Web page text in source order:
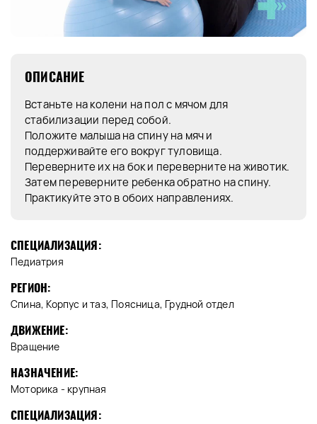
ОПИСАНИЕ
Встаньте на колени на пол с мячом для
стабилизации перед собой.
Положите малыша на спину на мяч и
поддерживайте его вокруг туловища.
Переверните их на бок и переверните на животик.
Затем переверните ребенка обратно на спину.
Практикуйте это в обоих направлениях.
СПЕЦИАЛИЗАЦИЯ:
Педиатрия
РЕГИОН:
Спина, Корпус и таз, Поясница, Грудной отдел
ДВИЖЕНИЕ:
Вращение
НАЗНАЧЕНИЕ:
Моторика - крупная
СПЕЦИАЛИЗАЦИЯ: